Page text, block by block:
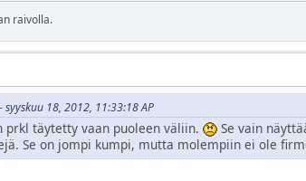
raivolla.
18, 2012, 11:33:18 AP
prkl täytetty vaan puoleen väliin.
Se vain
Se on jompi kumpi, mutta molempiin ei ole